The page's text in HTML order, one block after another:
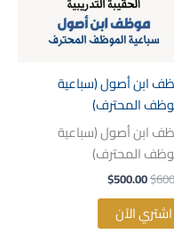
ابن أصول (سباعية
المحترف)
ابن أصول (سباعية
المحترف)
$
$500.00
اشتري الآن